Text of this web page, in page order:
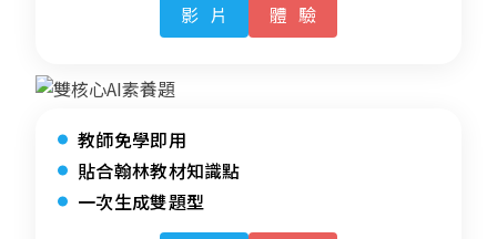
影片 體驗
教師免學即用
貼合翰林教材知識點
一次生成雙題型